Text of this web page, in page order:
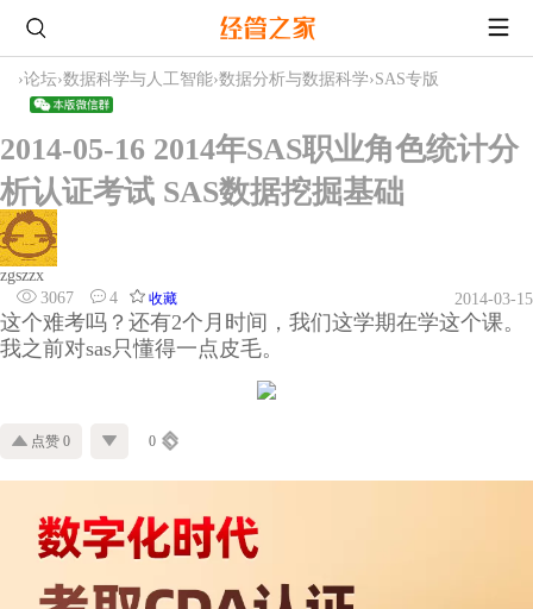
›论坛›数据科学与人工智能›数据分析与数据科学›SAS专版
2014-05-16 2014年SAS职业角色统计分
析认证考试 SAS数据挖掘基础
zgszzx
3067
4 收藏 2014-03-15
这个难考吗？还有2个月时间，我们这学期在学这个课。
我之前对sas只懂得一点皮毛。
点赞 0 0